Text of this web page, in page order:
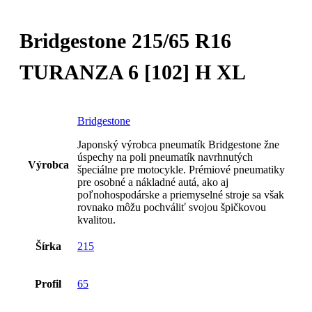
Bridgestone 215/65 R16
TURANZA 6 [102] H XL
Výrobca
Bridgestone
Japonský výrobca pneumatík Bridgestone žne
úspechy na poli pneumatík navrhnutých
špeciálne pre motocykle. Prémiové pneumatiky
pre osobné a nákladné autá, ako aj
poľnohospodárske a priemyselné stroje sa však
rovnako môžu pochváliť svojou špičkovou
kvalitou.
Šírka 215
Profil 65